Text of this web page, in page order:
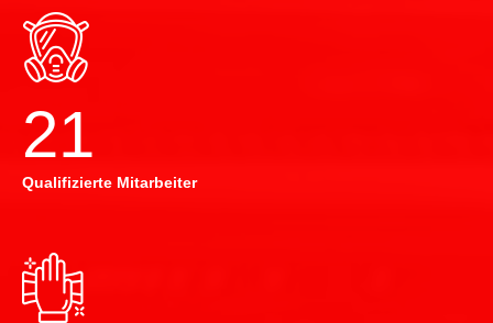
22
Qualifizierte Mitarbeiter